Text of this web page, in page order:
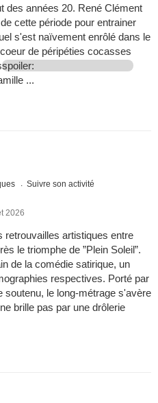
des années 20. René Clément
cette période pour entrainer
s'est naïvement enrôlé dans le
de péripéties cocasses
spoiler:
...
Suivre son activité
2026
retrouvailles artistiques entre
le triomphe de ”Plein Soleil”.
de la comédie satirique, un
respectives. Porté par
soutenu, le long-métrage s'avère
brille pas par une drôlerie